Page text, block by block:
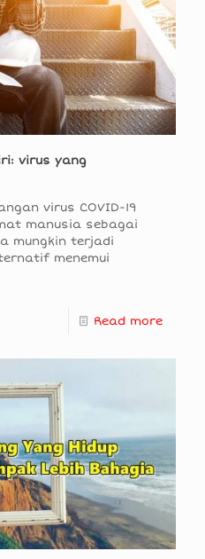
virus yang
virus COVID-19
manusia sebagai
mungkin terjadi
menemui
Read more